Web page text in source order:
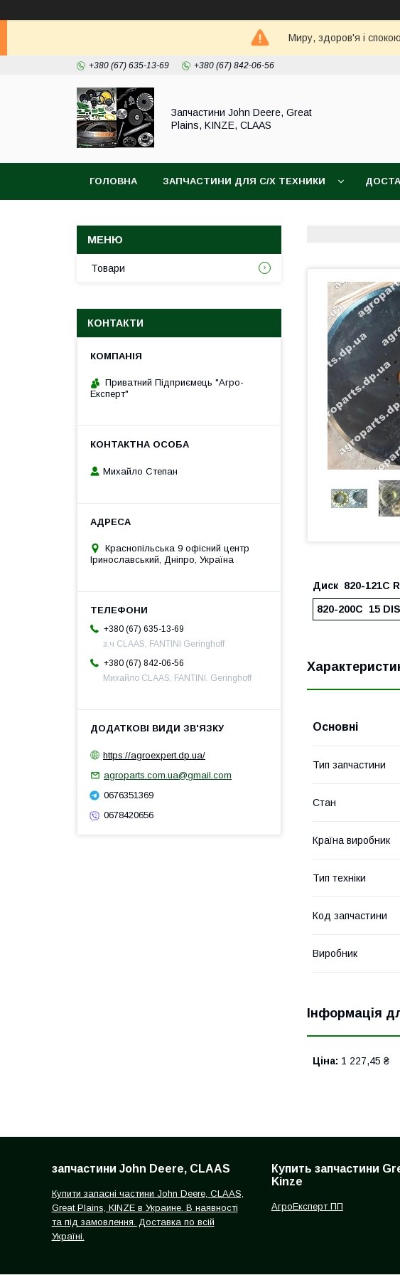
Миру, здоров'я і
+380 (67) 635-13-69 +380 (67) 842-06-56
Запчастини John Deere, Great
Plains, KINZE, CLAAS
ГОЛОВНА ЗАПЧАСТИНИ ДЛЯ С/Х ТЕХНИКИ
Диск 820-121C
820-200C 15
Основні
Тип запчастини
Стан
Країна виробник
Тип техніки
Код запчастини
Виробник
Інформація
Ціна: 1 227,45 ₴
Товари
КОНТАКТИ
Приватний Підприємець "Агро-
Експерт"
Михайло Степан
Краснопільська 9 офісний центр
Іринославський, Дніпро, Україна
+380 (67) 635-13-69
з.ч CLAAS, FANTINI Geringhoff
+380 (67) 842-06-56
Михайло CLAAS, FANTINI. Geringhoff
https://agroexpert.dp.ua/
agroparts.com.ua@gmail.com
0676351369
0678420656
запчастини John Deere, CLAAS
Купити запасні частини John Deere, CLAAS,
Great Plains, KINZE в Украине. В наявності
та під замовлення. Доставка по всій
Україні.
Купить запчастини
Kinze
АгроЕксперт ПП